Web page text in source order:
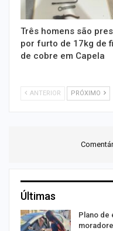
Três homens são
por furto de 17kg de
de cobre em Capela
ANTERIOR PRÓXIMO
Últimas
Plano de